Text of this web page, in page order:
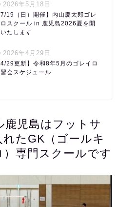
2026年5月18日
7/19（日）開催】内山慶太郎ゴレ
ロスクール in 鹿児島2026夏を開
たします
2026年4月29日
4/29更新】令和8年5月のゴレイロ
会スケジュール
鹿児島はフットサ
たGK（ゴールキ
専門スクールです